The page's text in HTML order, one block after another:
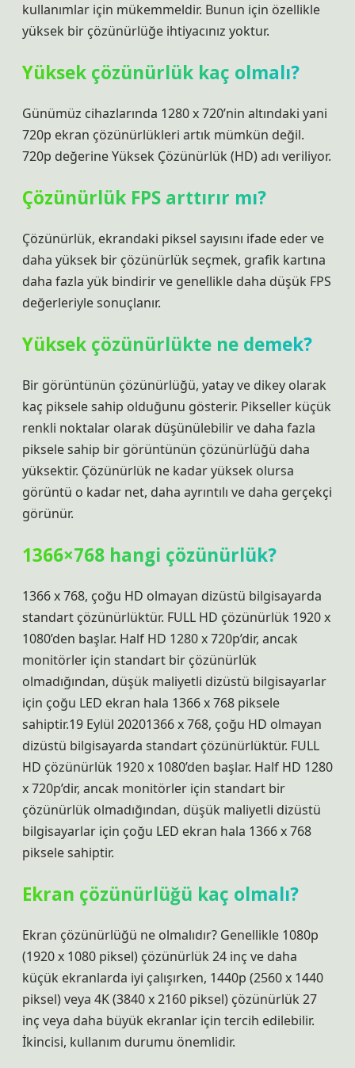
kullanımlar için mükemmeldir. Bunun için özellikle
yüksek bir çözünürlüğe ihtiyacınız yoktur.
Yüksek çözünürlük kaç olmalı?
Günümüz cihazlarında 1280 x 720’nin altındaki yani
720p ekran çözünürlükleri artık mümkün değil.
720p değerine Yüksek Çözünürlük (HD) adı veriliyor.
Çözünürlük FPS arttırır mı?
Çözünürlük, ekrandaki piksel sayısını ifade eder ve
daha yüksek bir çözünürlük seçmek, grafik kartına
daha fazla yük bindirir ve genellikle daha düşük FPS
değerleriyle sonuçlanır.
Yüksek çözünürlükte ne demek?
Bir görüntünün çözünürlüğü, yatay ve dikey olarak
kaç piksele sahip olduğunu gösterir. Pikseller küçük
renkli noktalar olarak düşünülebilir ve daha fazla
piksele sahip bir görüntünün çözünürlüğü daha
yüksektir. Çözünürlük ne kadar yüksek olursa
görüntü o kadar net, daha ayrıntılı ve daha gerçekçi
görünür.
1366×768 hangi çözünürlük?
1366 x 768, çoğu HD olmayan dizüstü bilgisayarda
standart çözünürlüktür. FULL HD çözünürlük 1920 x
1080’den başlar. Half HD 1280 x 720p’dir, ancak
monitörler için standart bir çözünürlük
olmadığından, düşük maliyetli dizüstü bilgisayarlar
için çoğu LED ekran hala 1366 x 768 piksele
sahiptir.19 Eylül 20201366 x 768, çoğu HD olmayan
dizüstü bilgisayarda standart çözünürlüktür. FULL
HD çözünürlük 1920 x 1080’den başlar. Half HD 1280
x 720p’dir, ancak monitörler için standart bir
çözünürlük olmadığından, düşük maliyetli dizüstü
bilgisayarlar için çoğu LED ekran hala 1366 x 768
piksele sahiptir.
Ekran çözünürlüğü kaç olmalı?
Ekran çözünürlüğü ne olmalıdır? Genellikle 1080p
(1920 x 1080 piksel) çözünürlük 24 inç ve daha
küçük ekranlarda iyi çalışırken, 1440p (2560 x 1440
piksel) veya 4K (3840 x 2160 piksel) çözünürlük 27
inç veya daha büyük ekranlar için tercih edilebilir.
İkincisi, kullanım durumu önemlidir.